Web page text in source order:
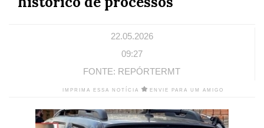
22.05.2026
09:27
FONTE: REPÓRTERMT
IMPRIMA ESSA NOTÍCIA ENVIE PARA UM AMIGO